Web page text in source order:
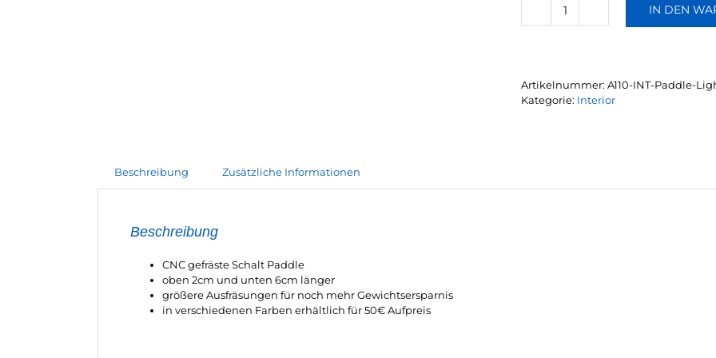
Schalt
IN DEN
Artikelnummer: A110-INT-Paddle-
Kategorie: Interior
Beschreibung Zusätzliche Informationen
Beschreibung
CNC gefräste Schalt Paddle
oben 2cm und unten 6cm länger
größere Ausfräsungen für noch mehr Gewichtsersparnis
in verschiedenen Farben erhältlich für 50€ Aufpreis